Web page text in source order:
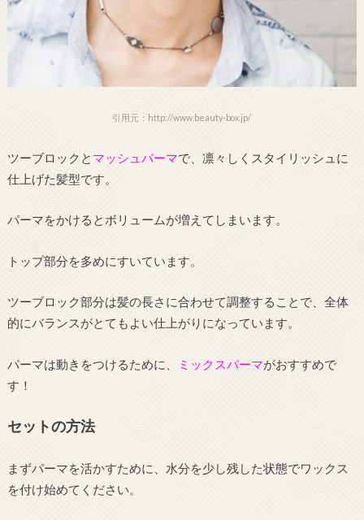
引用元：http://www.beauty-box.jp/
ツーブロックと マッシュパーマで、凛々しくスタイリッシュに
仕上げた髪型です。
パーマをかけるとボリュームが増えてしまいます。
トップ部分を多めにすいています。
ツーブロック部分は髪の長さに合わせて調整することで、全体
的にバランスがとてもよい仕上がりになっています。
パーマは動きをつけるために、 ミックスパーマがおすすめで
す！
セットの方法
まずパーマを活かすために、水分を少し残した状態でワックス
を付け始めてください。